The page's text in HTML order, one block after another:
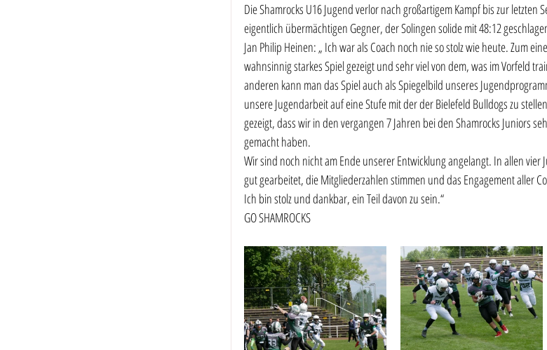
Die Shamrocks U16 Jugend verlor nach großartigem Kampf bis zur letzten
eigentlich übermächtigen Gegner, der Solingen solide mit 48:12
Jan Philip Heinen: „ Ich war als Coach noch nie so stolz wie heute. Zum
wahnsinnig starkes Spiel gezeigt und sehr viel von dem, was im Vorfeld
anderen kann man das Spiel auch als Spiegelbild unseres
unsere Jugendarbeit auf eine Stufe mit der der Bielefeld Bulldogs zu
gezeigt, dass wir in den vergangen 7 Jahren bei den Shamrocks Juniors
gemacht haben.
Wir sind noch nicht am Ende unserer Entwicklung angelangt. In allen vier
gut gearbeitet, die Mitgliederzahlen stimmen und das Engagement aller
Ich bin stolz und dankbar, ein Teil davon zu sein.“
GO SHAMROCKS